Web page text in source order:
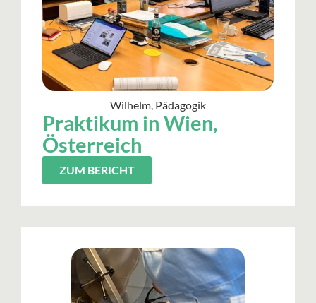
Wilhelm, Pädagogik
Praktikum in Wien,
Österreich
ZUM BERICHT